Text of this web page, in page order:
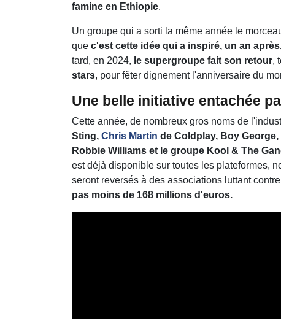
famine en Ethiopie.
Un groupe qui a sorti la même année le
que c'est cette idée qui a inspiré, un an
tard, en 2024, le supergroupe fait son retour,
stars, pour fêter dignement l'anniversaire du
Une belle initiative entachée
Cette année, de nombreux gros noms de
Sting, Chris Martin de Coldplay, Boy
Robbie Williams et le groupe Kool & The
est déjà disponible sur toutes les plateformes,
seront reversés à des associations luttant
pas moins de 168 millions d'euros.